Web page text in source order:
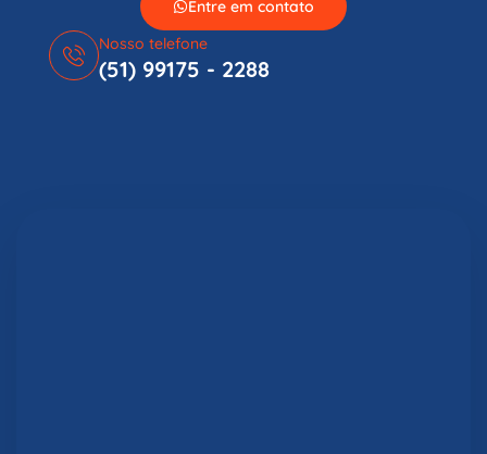
Entre em contato
Nosso telefone
(51) 99175 - 2288